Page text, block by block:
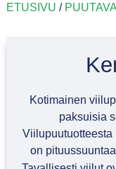
ETUSIVU /
Kotimainen
paksuisia
on